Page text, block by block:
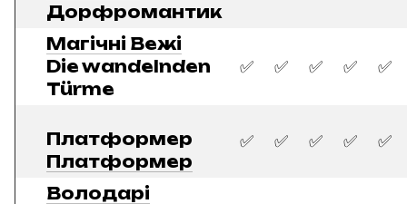
Дорфромантик
Магічні Вежі
Die wandelnden
Türme
✅ ✅ ✅ ✅ ✅
Платформер
Платформер
✅ ✅ ✅ ✅ ✅
Володарі